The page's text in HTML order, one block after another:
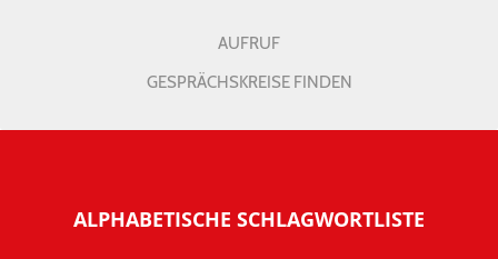
AUFRUF
GESPRÄCHSKREISE FINDEN
ALPHABETISCHE SCHLAGWORTLISTE